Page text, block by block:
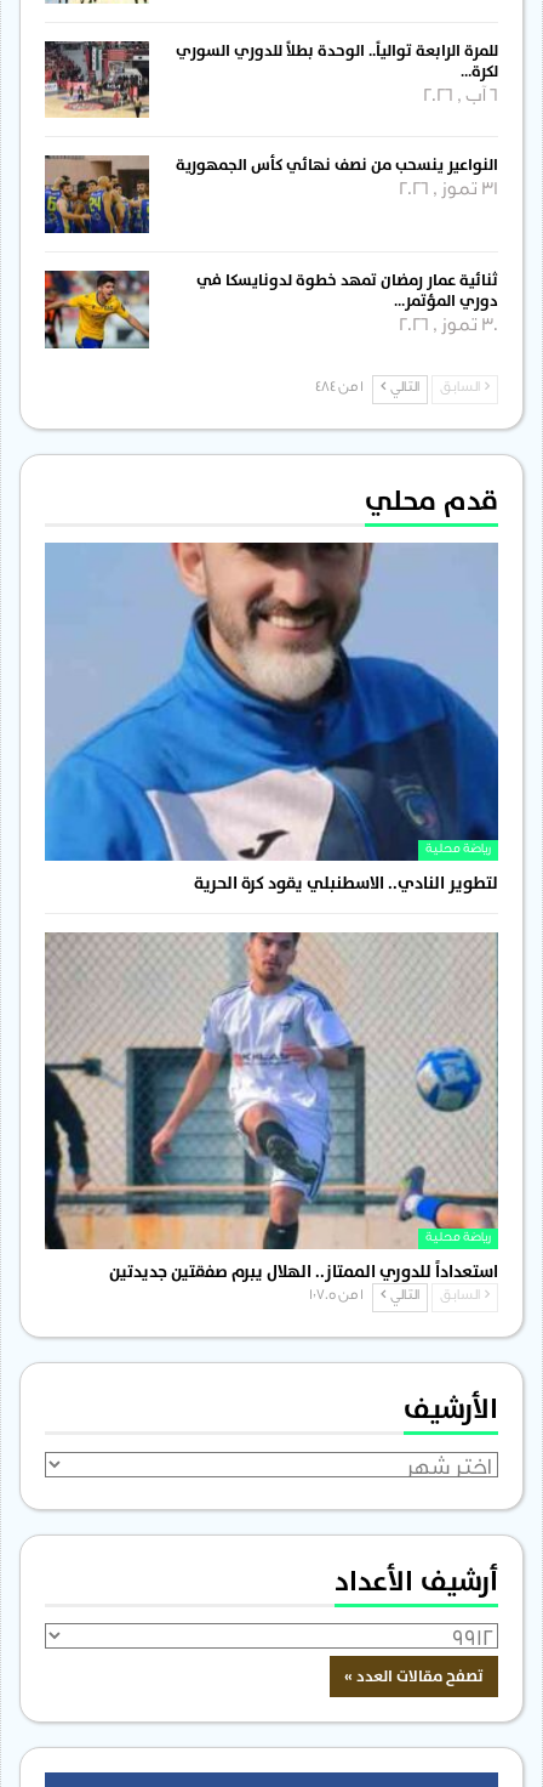
للمرة الرابعة توالياً.. الوحدة بطلاً للدوري السوري
لكرة…
النواعير ينسحب من نصف نهائي كأس الجمهورية
31 تموز , 2026
ثنائية عمار رمضان تمهد خطوة لدونايسكا في
دوري المؤتمر…
30 تموز , 2026
السابق التالي
قدم محلي
رياضة محلية
لتطوير النادي.. الاسطنبلي يقود كرة الحرية
رياضة محلية
استعداداً للدوري الممتاز.. الهلال يبرم صفقتين جديدتين
السابق التالي
الأرشيف
الأرشيف
أرشيف الأعداد